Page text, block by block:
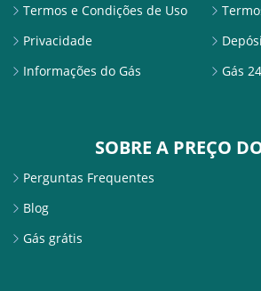
Termos e Condições de Uso
Privacidade
Informações do Gás
Gás
SOBRE A PREÇO
Perguntas Frequentes
Blog
Gás grátis